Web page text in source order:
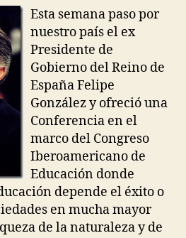
u
e
z
en
la
Argentina
Esta semana paso por
nuestro país el ex
Presidente de
Gobierno del Reino de
España Felipe
González y ofreció una
Conferencia en el
marco del Congreso
Iberoamericano de
Educación donde
depende el éxito o
en mucha mayor
de la naturaleza y de